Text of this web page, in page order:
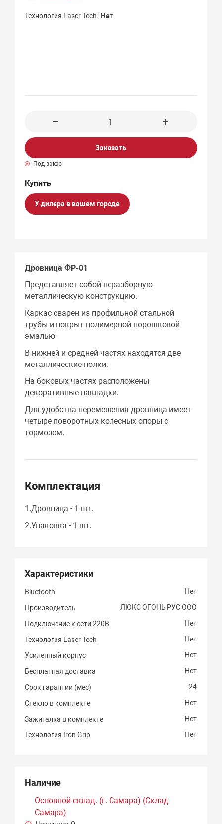
Технология Laser Tech Нет
Заказать
Под заказ
У дилера в вашем городе
Дровница ФР-01
Представляет собой неразборную
металлическую конструкцию.
Каркас сварен из профильной стальной
трубы и покрыт полимерной порошковой
эмалью.
В нижней и средней частях находятся две
металлические полки.
На боковых частях расположены
декоративные накладки.
Для удобства перемещения дровница имеет
четыре поворотных колесных опоры с
тормозом.
Комплектация
1.Дровница - 1 шт.
2.Упаковка - 1 шт.
Характеристики
Bluetooth Нет
Производитель ЛЮКС ОГОНЬ РУС ООО
Подключение к сети 220В Нет
Технология Laser Tech Нет
Усиленный корпус Нет
Бесплатная доставка Нет
Срок гарантии (мес) 24
Стекло в комплекте Нет
Зажигалка в комплекте Нет
Технология Iron Grip Нет
Наличие
Основной склад. (г. Самара) (Склад
Самара)